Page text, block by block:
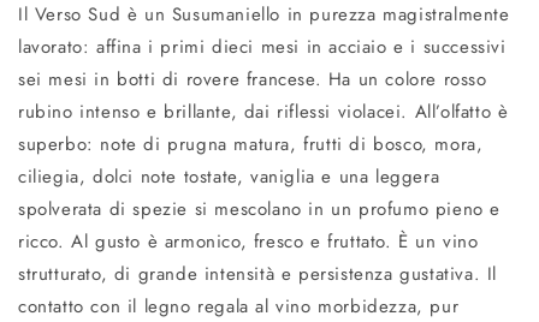
IGP
Susumaniello
Rosso
2021
IGP
Susumaniello
Rosso
2021
Il Verso Sud è un Susumaniello in purezza magistralmente
lavorato: affina i primi dieci mesi in acciaio e i successivi
sei mesi in botti di rovere francese. Ha un colore rosso
rubino intenso e brillante, dai riflessi violacei. All’olfatto è
superbo: note di prugna matura, frutti di bosco, mora,
ciliegia, dolci note tostate, vaniglia e una leggera
spolverata di spezie si mescolano in un profumo pieno e
ricco. Al gusto è armonico, fresco e fruttato. È un vino
strutturato, di grande intensità e persistenza gustativa. Il
contatto con il legno regala al vino morbidezza, pur